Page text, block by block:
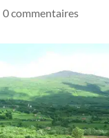
0 commentaires